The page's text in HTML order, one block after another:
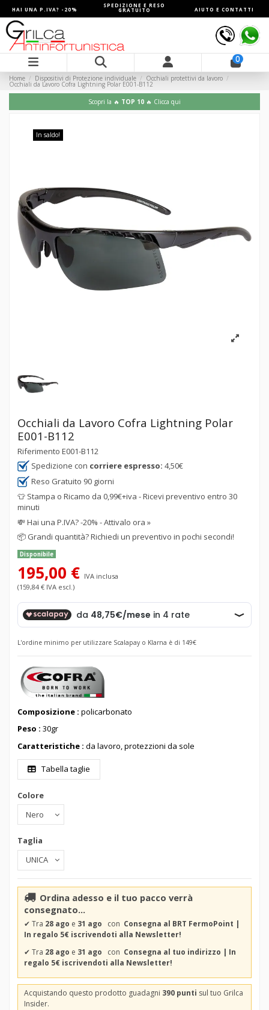
HAI UNA P.IVA? -20%
SPEDIZIONE E RESO
GRATUITO AIUTO E CONTATTI
0
Home Dispositivi di Protezione individuale Occhiali protettivi da lavoro
Occhiali da Lavoro Cofra Lightning Polar E001-B112
Scopri la 🔥 TOP 10 🔥 Clicca qui
In saldo!
Occhiali da Lavoro Cofra Lightning Polar
E001-B112
Riferimento E001-B112
Spedizione con corriere espresso: 4,50€
Reso Gratuito 90 giorni
👕 Stampa o Ricamo da 0,99€+iva - Ricevi preventivo entro 30
minuti
💸Hai una P.IVA? -20% - Attivalo ora »
📦 Grandi quantità? Richiedi un preventivo in pochi secondi!
Disponibile
195,00 € IVA inclusa
(159,84 € IVA escl.)
L'ordine minimo per utilizzare Scalapay o Klarna è di 149€
Composizione : policarbonato
Peso : 30gr
Caratteristiche : da lavoro, protezzioni da sole
Tabella taglie
Colore
Taglia
Ordina adesso e il tuo pacco verrà
consegnato...
✔ Tra 28 ago e 31 ago con Consegna al BRT FermoPoint |
In regalo 5€ iscrivendoti alla Newsletter!
✔ Tra 28 ago e 31 ago con Consegna al tuo indirizzo | In
regalo 5€ iscrivendoti alla Newsletter!
Acquistando questo prodotto guadagni 390 punti sul tuo Grilca
Insider.